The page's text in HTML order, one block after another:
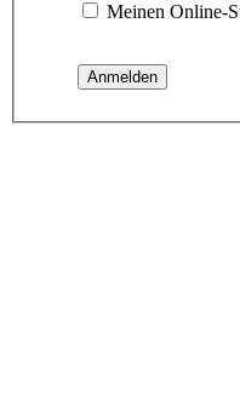
Meinen Online-